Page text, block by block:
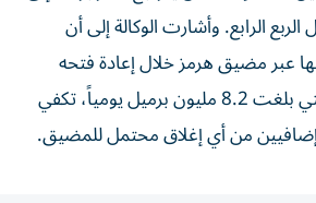
الربع الرابع. وأشارت الوكالة إلى أن
عبر مضيق هرمز خلال إعادة فتحه
المؤقتة في يونيو، والتي بلغت 8.2 مليون برميل يومياً، تكفي
من أي إغلاق محتمل للمضيق.